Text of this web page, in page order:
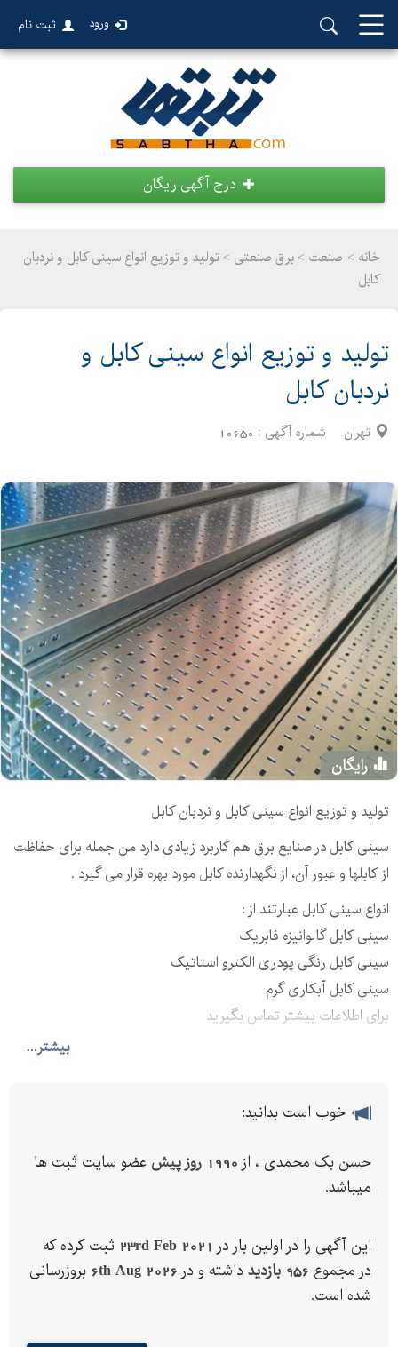
ورود ثبت نام
درج آگهی رایگان
خانه > صنعت > برق صنعتی > تولید و توزیع انواع سینی کابل و نردبان
کابل
تولید و توزیع انواع سینی کابل و
نردبان کابل
تهران شماره آگهی : 10650
رایگان
بیشتر...
تولید و توزیع انواع سینی کابل و نردبان کابل
سینی کابل در صنایع برق هم کاربرد زیادی دارد من جمله برای حفاظت
از کابلها و عبور آن، از نگهدارنده کابل مورد بهره قرار می گیرد .
انواع سینی کابل عبارتند از :
سینی کابل گالوانیزه فابریک
سینی کابل رنگی پودری الکترو استاتیک
سینی کابل آبکاری گرم
برای اطلاعات بیشتر تماس بگیرید
خوب است بدانید:
حسن بک محمدی ، از 1990 روز پیش
عضو سایت ثبت ها
میباشد.
این آگهی را در اولین بار در 23rd Feb 2021 ثبت کرده که
در مجموع 956 بازدید داشته و در 6th Aug 2026 بروزرسانی
شده است.